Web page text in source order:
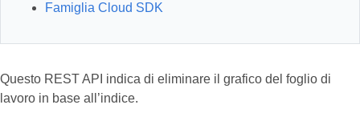
Famiglia Cloud SDK
Questo REST API indica di eliminare il grafico del foglio di
lavoro in base all’indice.